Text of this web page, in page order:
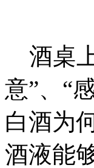
酒桌
意”、“
白酒为
酒液能